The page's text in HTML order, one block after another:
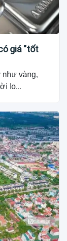
giá "tốt
như vàng,
lo...